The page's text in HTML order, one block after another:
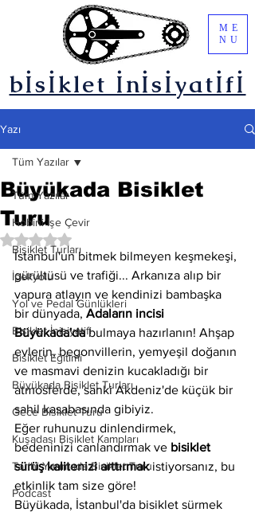
bİsİklet İnİsİyatİfİ
ME
NU
Yazı
Tüm Yazılar
Hobini İşe Çevir
Bisiklet Turları
İpekyolu
Yol ve Pedal Günlükleri
Bisiklet İnisiyatifi
Bisiklet Eğitimi
Büyükada Bisiklet Turları
Gece Bisiklet Turu
Kuşadası Bisiklet Kampları
Tarihi Yarımada Bisiklet Turu
Podcast
Tüm Yazılar
Büyükada Bisiklet
Turu
5 üzerinden NaN yıldız
İstanbul'un bitmek bilmeyen keşmekeşi,
gürültüsü ve trafiği... Arkanıza alıp bir
vapura atlayın ve kendinizi bambaşka
bir dünyada, Adaların incisi
Büyükada'da bulmaya hazırlanın! Ahşap
evlerin, begonvillerin, yemyeşil doğanın
ve masmavi denizin kucakladığı bir
atmosferde, sanki Akdeniz'de küçük bir
sahil kasabasında gibiyiz.
Eğer ruhunuzu dinlendirmek,
bedeninizi canlandırmak ve bisiklet
sürüş kalitenizi arttırmak istiyorsanız, bu
etkinlik tam size göre!
Büyükada, İstanbul'da bisiklet sürmek